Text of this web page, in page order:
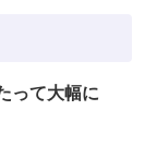
って大幅に